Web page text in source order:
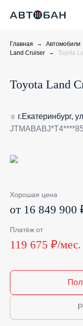
Главная Автомобили
Land Cruiser
Toyota
Toyota Land
г.Екатеринбург,
Хорошая цена
от 16 849 900
Платёж от
119 675 ₽/мес.